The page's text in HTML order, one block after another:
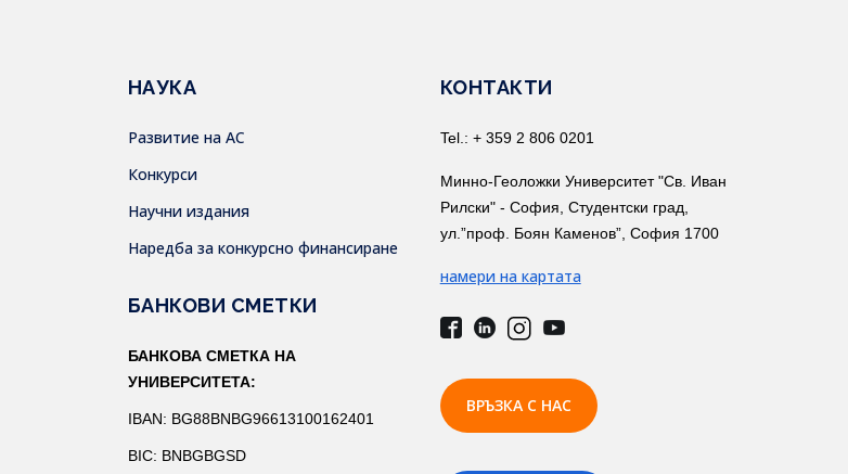
НАУКА
Развитие на АС
Конкурси
Научни издания
Наредба за конкурсно финансиране
БАНКОВИ СМЕТКИ
БАНКОВА СМЕТКА НА
УНИВЕРСИТЕТА:
IBAN: BG88BNBG96613100162401
BIC: BNBGBGSD
КОНТАКТИ
Tel.: + 359 2 806 0201
Минно-Геоложки Университет "Св. Иван
Рилски" - София, Студентски град,
ул.”проф. Боян Каменов”, София 1700
намери на картата
ВРЪЗКА С НАС